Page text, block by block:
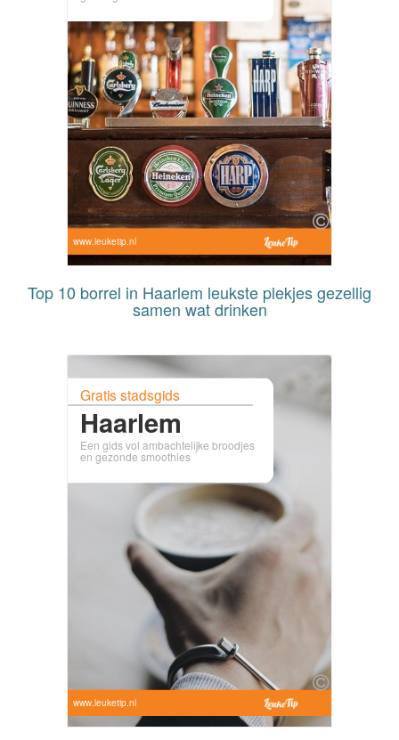
www.leuketip.nl
Top 10 borrel in Haarlem leukste plekjes gezellig
samen wat drinken
Gratis stadsgids
Haarlem
Een gids vol ambachtelijke broodjes
en gezonde smoothies
www.leuketip.nl